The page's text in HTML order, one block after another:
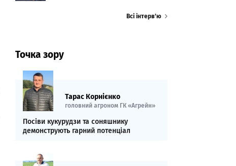
Всі інтерв’ю
Точка зору
Тарас Корнієнко
головний агроном ГК «Агрейн»
Посіви кукурудзи та соняшнику
демонструють гарний потенціал